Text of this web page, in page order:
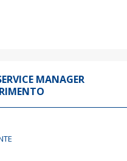
MANAGER